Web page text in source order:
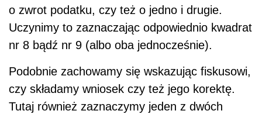
o zwrot podatku, czy też o jedno i drugie.
Uczynimy to zaznaczając odpowiednio kwadrat
nr 8 bądź nr 9 (albo oba jednocześnie).
Podobnie zachowamy się wskazując fiskusowi,
czy składamy wniosek czy też jego korektę.
Tutaj również zaznaczymy jeden z dwóch